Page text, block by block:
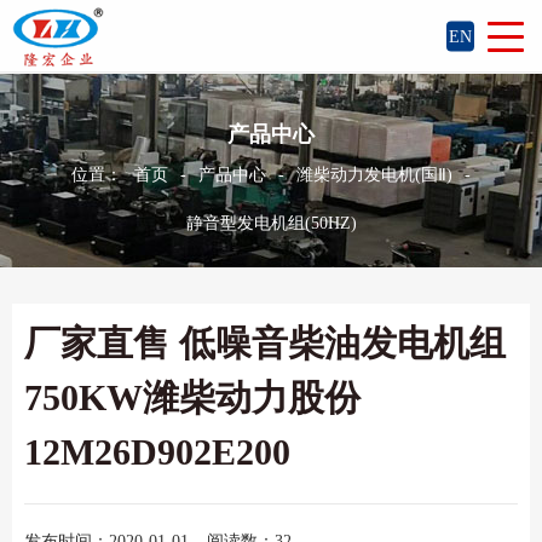
EN
产品中心
位置： 首页 - 产品中心 - 潍柴动力发电机(国Ⅱ) -
静音型发电机组(50HZ)
厂家直售 低噪音柴油发电机组
750KW潍柴动力股份
12M26D902E200